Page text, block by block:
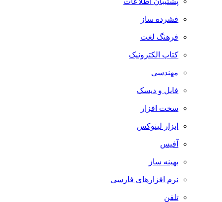
فشرده ساز
فرهنگ لغت
کتاب الکترونیک
مهندسی
فایل و دیسک
سخت افزار
ابزار لینوکس
آفیس
بهینه ساز
نرم افزارهای فارسی
تلفن